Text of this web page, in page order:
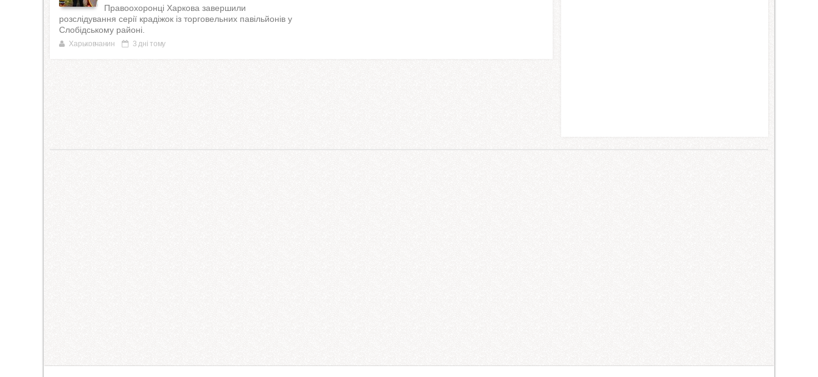
Правоохоронці Харкова завершили
розслідування серії крадіжок із торговельних павільйонів у
Слобідському районі.
Харьковчанин 3 дні тому